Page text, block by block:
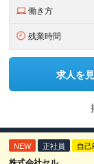
働き方
残業時間
求人を
NEW 正社員 自己